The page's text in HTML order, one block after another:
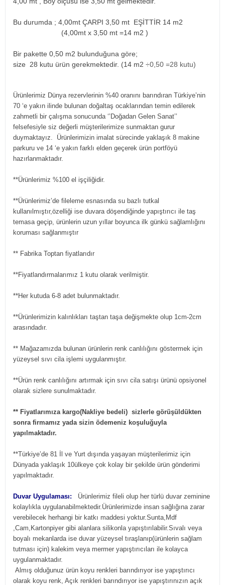
Bu durumda ; 4,00mt ÇARPI 3,50 mt EŞİTTİR 14 m2
(4,00mt x 3,50 mt =14 m2 )
Bir pakette 0,50 m2 bulunduğuna göre;
size 28 kutu ürün gerekmektedir. (14 m2 ÷0,50 =28 kutu)
Ürünlerimiz Dünya rezervlerinin %40 oranını barındıran Türkiye’nin
70 ‘e yakın ilinde bulunan doğaltaş ocaklarından temin edilerek
zahmetli bir çalışma sonucunda ‘’Doğadan Gelen Sanat’’
felsefesiyle siz değerli müşterilerimize sunmaktan gurur
duymaktayız. Ürünlerimizin imalat sürecinde yaklaşık 8 makine
parkuru ve 14 ‘e yakın farklı elden geçerek ürün portföyü
hazırlanmaktadır.
**Ürünlerimiz %100 el işçiliğidir.
**Ürünlerimiz’de fileleme esnasında su bazlı tutkal
kullanılmıştır,özelliği ise duvara döşendiğinde yapıştırıcı ile taş
temasa geçip, ürünlerin uzun yıllar boyunca ilk günkü sağlamlığını
koruması sağlanmıştır
** Fabrika Toptan fiyatlarıdır
**Fiyatlandırmalarımız 1 kutu olarak verilmiştir.
**Her kutuda 6-8 adet bulunmaktadır.
**Ürünlerimizin kalınlıkları taştan taşa değişmekte olup 1cm-2cm
arasındadır.
** Mağazamızda bulunan ürünlerin renk canlılığını göstermek için
yüzeysel sıvı cila işlemi uygulanmıştır.
**Ürün renk canlılığını artırmak için sıvı cila satışı ürünü opsiyonel
olarak sizlere sunulmaktadır.
** Fiyatlarımıza kargo(Nakliye bedeli) sizlerle görüşüldükten
sonra firmamız yada sizin ödemeniz koşuluğuyla
yapılmaktadır.
**Türkiye’de 81 İl ve Yurt dışında yaşayan müşterilerimiz için
Dünyada yaklaşık 10ülkeye çok kolay bir şekilde ürün gönderimi
yapılmaktadır.
Duvar Uygulaması:
Ürünlerimiz fileli olup her türlü duvar zeminine
kolaylıkla uygulanabilmektedir.Ürünlerimizde insan sağlığına zarar
verebilecek herhangi bir katkı maddesi yoktur.Sunta,Mdf
,Cam,Kartonpiyer gibi alanlara silikonla yapıştırılabilir.Sıvalı veya
boyalı mekanlarda ise duvar yüzeysel tıraşlanıp(ürünlerin sağlam
tutması için) kalekim veya mermer yapıştırıcıları ile kolayca
uygulanmaktadır.
Almış olduğunuz ürün koyu renkleri barındırıyor ise yapıştırıcı
olarak koyu renk, Açık renkleri barındırıyor ise yapıştırınızın açık